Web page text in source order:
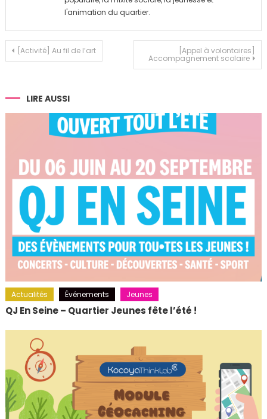
l'animation du quartier.
Navigation
l’article
[Activité] Au fil de l’art [Appel à volontaires]
Accompagnement scolaire
LIRE AUSSI
Actualités Événements Jeunes
QJ En Seine – Quartier Jeunes fête l’été !